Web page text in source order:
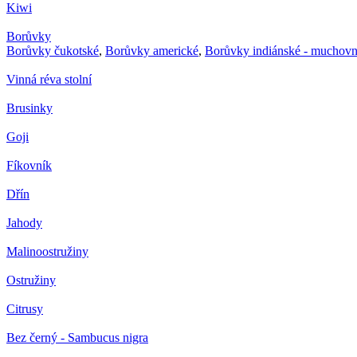
Kiwi
Borůvky
Borůvky čukotské, Borůvky americké, Borůvky indiánské -
Vinná réva stolní
Brusinky
Goji
Fíkovník
Dřín
Jahody
Malinoostružiny
Ostružiny
Citrusy
Bez černý - Sambucus nigra